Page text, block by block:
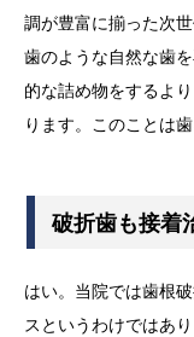
調が豊富に揃った次
歯のような自然な歯
的な詰め物をするよ
ります。このことは
破折歯も接着
はい。当院では歯根
スというわけではあ